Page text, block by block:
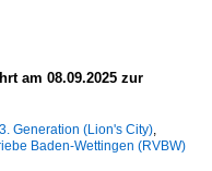
am 08.09.2025 zur
Generation (Lion's City),
Baden-Wettingen (RVBW)